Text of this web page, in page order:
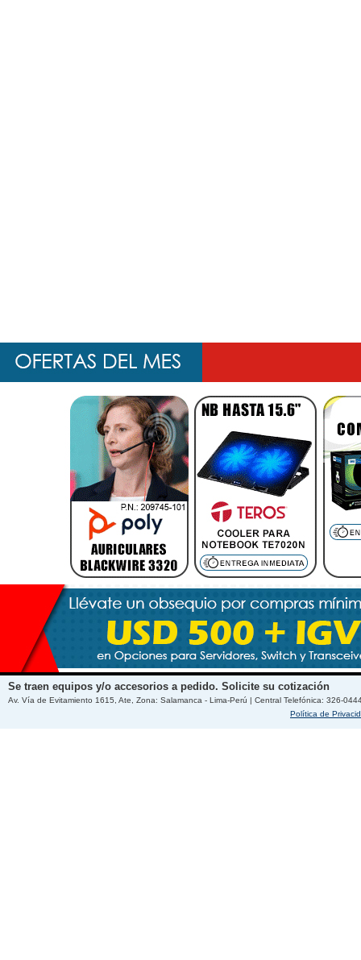
Se traen equipos y/o accesorios a pedido. Solicite su cotización
Av. Vía de Evitamiento 1615, Ate, Zona: Salamanca - Lima-Perú | Central Telefónica: 326-
Política de